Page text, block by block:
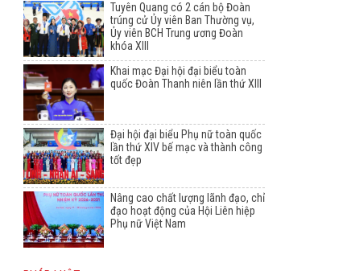
Tuyên Quang có 2 cán bộ Đoàn
trúng cử Ủy viên Ban Thường vụ,
Ủy viên BCH Trung ương Đoàn
khóa XIII
Khai mạc Đại hội đại biểu toàn
quốc Đoàn Thanh niên lần thứ XIII
Đại hội đại biểu Phụ nữ toàn quốc
lần thứ XIV bế mạc và thành công
tốt đẹp
Nâng cao chất lượng lãnh đạo, chỉ
đạo hoạt động của Hội Liên hiệp
Phụ nữ Việt Nam